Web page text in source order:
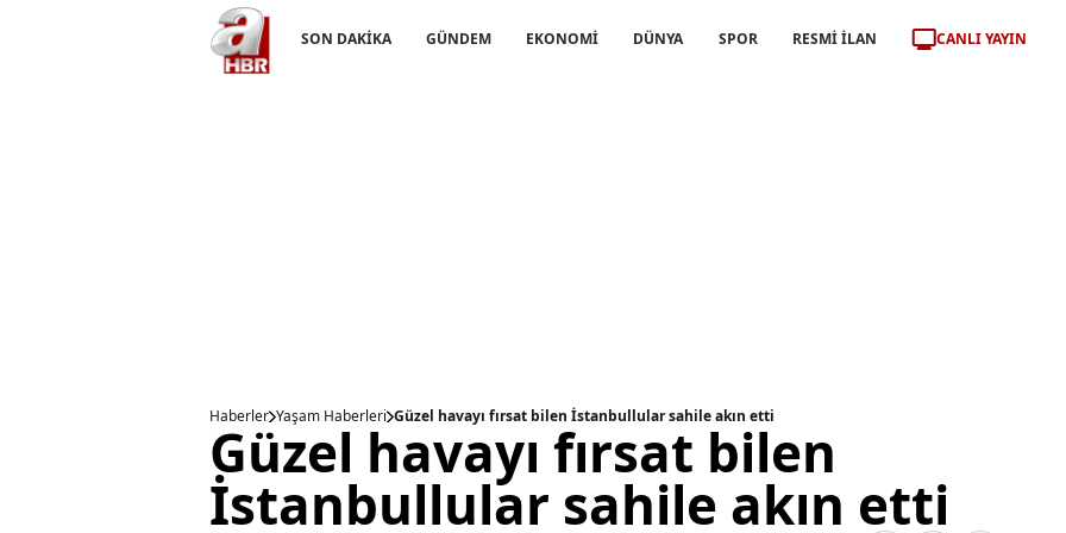
SON DAKİKA GÜNDEM EKONOMİ DÜNYA SPOR RESMİ İLAN CANLI YAYIN
Haberler Yaşam Haberleri Güzel havayı fırsat bilen İstanbullular sahile akın etti
Güzel havayı fırsat bilen
İstanbullular sahile akın etti